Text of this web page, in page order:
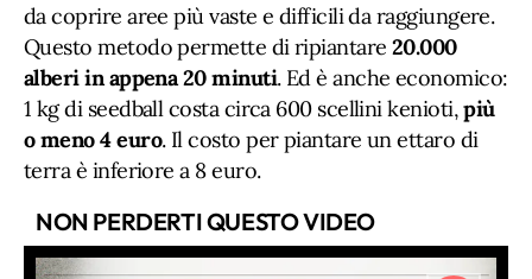
da coprire aree più vaste e difficili da raggiungere.
Questo metodo permette di ripiantare20.000
alberi in appena 20 minuti. Ed è anche economico:
1 kg di seedball costa circa 600 scellini kenioti,più
o meno 4 euro. Il costo per piantare un ettaro di
terra è inferiore a 8 euro.
NON PERDERTI QUESTO VIDEO